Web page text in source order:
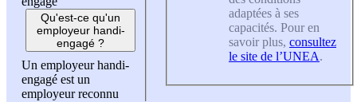
Qu'est-ce qu'un
employeur handi-
engagé ?
Un employeur handi-
engagé est un
employeur reconnu
adaptées à ses
capacités. Pour en
savoir plus, consultez
le site de l’UNEA.